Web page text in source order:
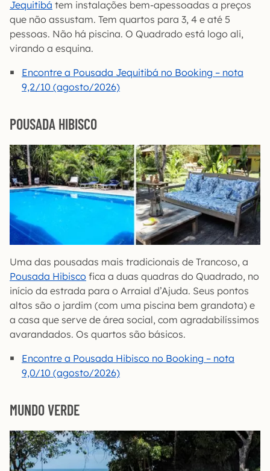
Jequitibá tem instalações bem-apessoadas a preços
que não assustam. Tem quartos para 3, 4 e até 5
pessoas. Não há piscina. O Quadrado está logo ali,
virando a esquina.
Encontre a Pousada Jequitibá no Booking – nota
9,2/10 (agosto/2026)
POUSADA HIBISCO
Uma das pousadas mais tradicionais de Trancoso, a
Pousada Hibisco fica a duas quadras do Quadrado, no
início da estrada para o Arraial d’Ajuda. Seus pontos
altos são o jardim (com uma piscina bem grandota) e
a casa que serve de área social, com agradabilíssimos
avarandados. Os quartos são básicos.
Encontre a Pousada Hibisco no Booking – nota
9,0/10 (agosto/2026)
MUNDO VERDE